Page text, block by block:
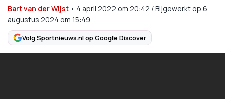
Bart van der Wijst • 4 april 2022 om 20:42 /Bijgewerkt op 6
augustus 2024 om 15:49
Volg Sportnieuws.nl op Google Discover